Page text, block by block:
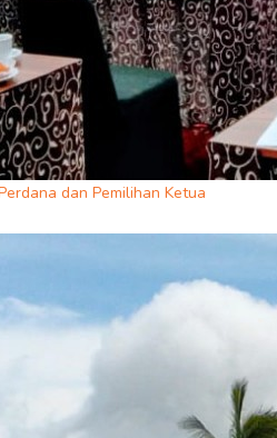
dan Pemilihan Ketua